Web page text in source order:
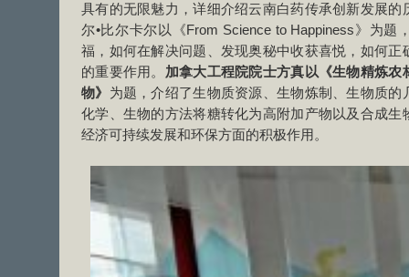
具有的无限魅力，详细介绍云南白药传承创新发展的
尔•比尔卡尔以《From Science to Happiness》为题
福，如何在解决问题、发现奥秘中收获喜悦，如何正
的重要作用。 加拿大工程院院士方真以《生物精炼
物》 为题，介绍了生物质资源、生物炼制、生物质
化学、生物的方法将糖转化为高附加产物以及合成生
经济可持续发展和环保方面的积极作用。